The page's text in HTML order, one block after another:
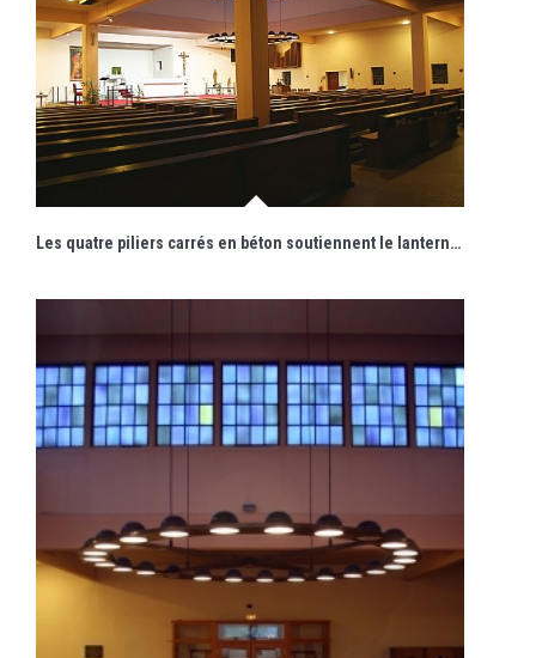
Les quatre piliers carrés en béton soutiennent le lanterneau central et marquent sa présence.